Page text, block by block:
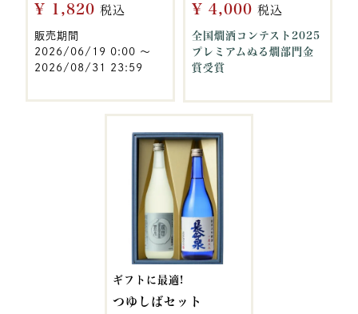
¥ 1,820 税込
販売期間
2026/06/19 0:00 〜
2026/08/31 23:59
¥ 4,000 税込
全国燗酒コンテスト2025
プレミアムぬる燗部門金
賞受賞
ギフトに最適!
つゆしばセット